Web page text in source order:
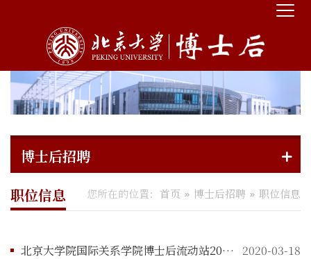
博士后招聘
您所在的位置： 首页 博士后招聘 职位信息
职位信息
北京大学院国际关系学院博士后流动站2020年招聘公告 2020-03-18